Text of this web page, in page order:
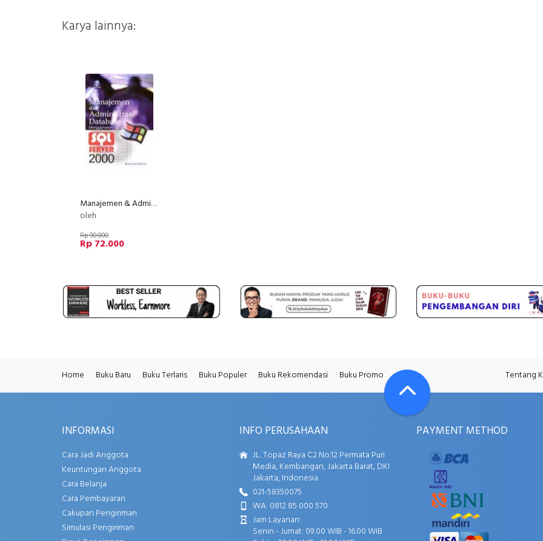
Karya lainnya:
Manajemen & Administrasi Database Menggunakan SQL Server 2000
oleh
Rp 90.000
Rp 72.000
Home Buku Baru Buku Terlaris Buku Populer Buku Rekomendasi Buku Promo Tentang
INFORMASI
Cara Jadi Anggota
Keuntungan Anggota
Cara Belanja
Cara Pembayaran
Cakupan Pengiriman
Simulasi Pengiriman
INFO PERUSAHAAN
JL. Topaz Raya C2 No.12 Permata Puri
Media, Kembangan, Jakarta Barat, DKI
Jakarta, Indonesia
021-58350075
WA: 0812 85 000 570
Jam Layanan:
Senin - Jumat: 09.00 WIB - 16.00 WIB
PAYMENT METHOD